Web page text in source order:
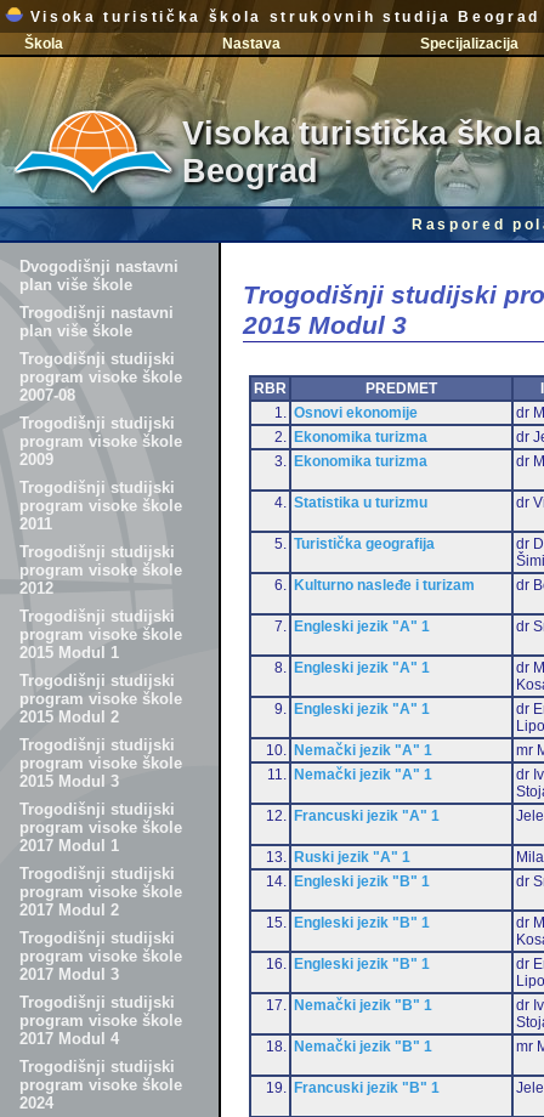
Visoka turistička škola strukovnih studija Beograd
Škola
Nastava Specijalizacija
Visoka turistička
Beograd
Raspored
Dvogodišnji nastavni
plan više škole
Trogodišnji nastavni
plan više škole
Trogodišnji studijski
program visoke škole
2007-08
Trogodišnji studijski
program visoke škole
2009
Trogodišnji studijski
program visoke škole
2011
Trogodišnji studijski
program visoke škole
2012
Trogodišnji studijski
program visoke škole
2015 Modul 1
Trogodišnji studijski
program visoke škole
2015 Modul 2
Trogodišnji studijski
program visoke škole
2015 Modul 3
Trogodišnji studijski
program visoke škole
2017 Modul 1
Trogodišnji studijski
program visoke škole
2017 Modul 2
Trogodišnji studijski
program visoke škole
2017 Modul 3
Trogodišnji studijski
program visoke škole
2017 Modul 4
Trogodišnji studijski
program visoke škole
2024
Trogodišnji studijski
2015 Modul 3
RBR PREDMET
1.
Osnovi ekonomije
dr
2.
Ekonomika turizma
dr
3.
Ekonomika turizma dr
4. Statistika u turizmu dr
5. Turistička geografija
dr
6.
Kulturno nasleđe i turizam dr
7. Engleski jezik "A" 1 dr
8. Engleski jezik "A" 1
dr
9.
Engleski jezik "A" 1
dr
10.
Nemački jezik "A" 1
mr
11.
Nemački jezik "A" 1
dr
12.
Francuski jezik "A" 1
13. Ruski jezik "A" 1
14.
Engleski jezik "B" 1 dr
15. Engleski jezik "B" 1
dr
16.
Engleski jezik "B" 1
dr
17.
Nemački jezik "B" 1
dr
18.
Nemački jezik "B" 1 mr
19. Francuski jezik "B" 1